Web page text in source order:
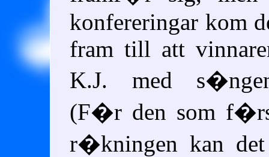
konfereringar kom
fram till att
K.J. med
(F�r den som
r�kningen kan